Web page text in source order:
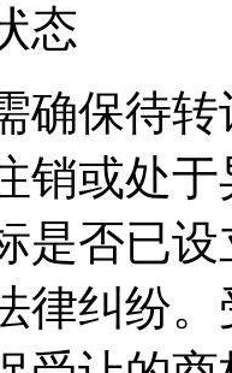
态
确保待
销或处
是否已
律纠纷